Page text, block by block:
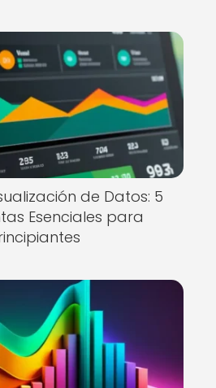
de Datos: 5
Esenciales para